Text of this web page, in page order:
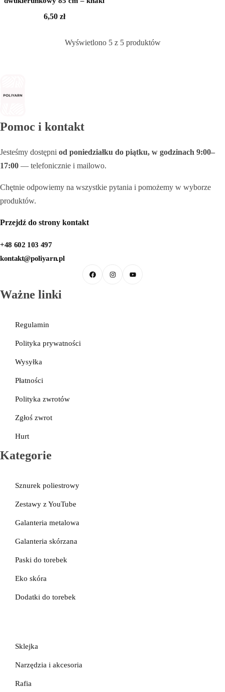
6,50 zł
Wyświetlono 5 z 5 produktów
Pomoc i kontakt
Jesteśmy dostępni od poniedziałku do piątku, w godzinach 9:00–
17:00 — telefonicznie i mailowo.
Chętnie odpowiemy na wszystkie pytania i pomożemy w wyborze
produktów.
Przejdź do strony kontakt
+48 602 103 497
kontakt@poliyarn.pl
Ważne linki
Regulamin
Polityka prywatności
Wysyłka
Płatności
Polityka zwrotów
Zgłoś zwrot
Hurt
Kategorie
Sznurek poliestrowy
Zestawy z YouTube
Galanteria metalowa
Galanteria skórzana
Paski do torebek
Eko skóra
Dodatki do torebek
Sklejka
Narzędzia i akcesoria
Rafia
Sznurek poliestrowy